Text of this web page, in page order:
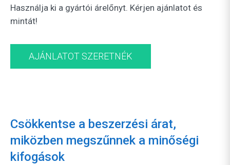
Használja ki a gyártói árelőnyt. Kérjen ajánlatot és
mintát!
AJÁNLATOT SZERETNÉK
Csökkentse a beszerzési árat,
miközben megszűnnek a minőségi
kifogások